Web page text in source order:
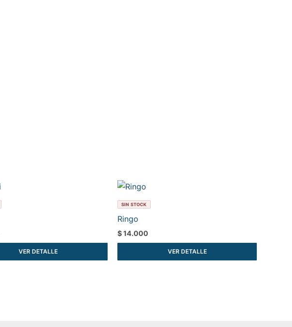
VER DETALLE
SIN STOCK
Ringo
$14.000
VER DETALLE